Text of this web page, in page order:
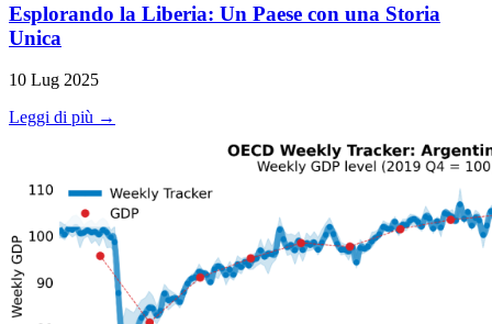
Esplorando la Liberia: Un Paese con una Storia
Unica
10 Lug 2025
Leggi di più →